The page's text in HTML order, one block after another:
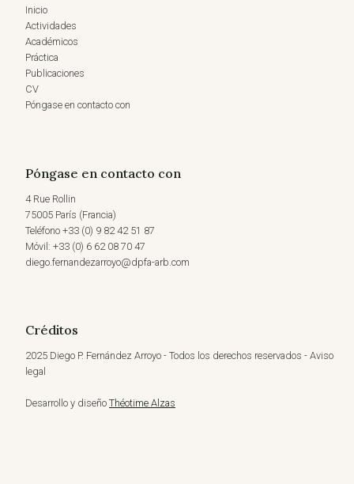
Inicio
Actividades
Académicos
Práctica
Publicaciones
CV
Póngase en contacto con
Póngase en contacto con
4 Rue Rollin
75005 París (Francia)
Teléfono +33 (0) 9 82 42 51 87
Móvil: +33 (0) 6 62 08 70 47
diego.fernandezarroyo@dpfa-arb.com
Créditos
2025 Diego P. Fernández Arroyo - Todos los derechos reservados - Aviso
legal
Desarrollo y diseño Théotime Alzas